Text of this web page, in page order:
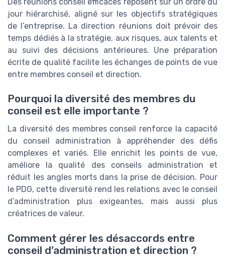
jour hiérarchisé, aligné sur les objectifs stratégiques
de l’entreprise. La direction réunions doit prévoir des
temps dédiés à la stratégie, aux risques, aux talents et
au suivi des décisions antérieures. Une préparation
écrite de qualité facilite les échanges de points de vue
entre membres conseil et direction.
Pourquoi la diversité des membres du
conseil est elle importante ?
La diversité des membres conseil renforce la capacité
du conseil administration à appréhender des défis
complexes et variés. Elle enrichit les points de vue,
améliore la qualité des conseils administration et
réduit les angles morts dans la prise de décision. Pour
le PDG, cette diversité rend les relations avec le conseil
d’administration plus exigeantes, mais aussi plus
créatrices de valeur.
Comment gérer les désaccords entre
conseil d’administration et direction ?